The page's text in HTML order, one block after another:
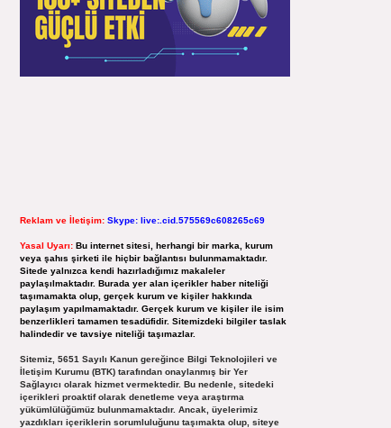
Reklam ve İletişim: Skype: live:.cid.575569c608265c69
Yasal Uyarı: Bu internet sitesi, herhangi bir marka, kurum
veya şahıs şirketi ile hiçbir bağlantısı bulunmamaktadır.
Sitede yalnızca kendi hazırladığımız makaleler
paylaşılmaktadır. Burada yer alan içerikler haber niteliği
taşımamakta olup, gerçek kurum ve kişiler hakkında
paylaşım yapılmamaktadır. Gerçek kurum ve kişiler ile isim
benzerlikleri tamamen tesadüfidir. Sitemizdeki bilgiler taslak
halindedir ve tavsiye niteliği taşımazlar.
Sitemiz, 5651 Sayılı Kanun gereğince Bilgi Teknolojileri ve
İletişim Kurumu (BTK) tarafından onaylanmış bir Yer
Sağlayıcı olarak hizmet vermektedir. Bu nedenle, sitedeki
içerikleri proaktif olarak denetleme veya araştırma
yükümlülüğümüz bulunmamaktadır. Ancak, üyelerimiz
yazdıkları içeriklerin sorumluluğunu taşımakta olup, siteye